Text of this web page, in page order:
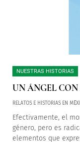
NUESTRAS HISTORIAS
UN ÁNGEL
RELATOS E HISTORIAS EN
Efectivamente, el
género, pero es
elementos que